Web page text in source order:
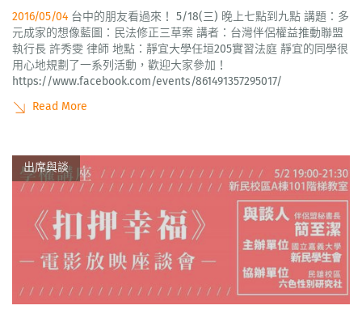
2016/05/04 台中的朋友看過來！ 5/18(三) 晚上七點到九點 講題：多
元成家的想像藍圖：民法修正三草案 講者：台灣伴侶權益推動聯盟
執行長 許秀雯 律師 地點：靜宜大學任垣205實習法庭 靜宜的同學很
用心地規劃了一系列活動，歡迎大家參加！
https://www.facebook.com/events/861491357295017/
Read More
出席與談